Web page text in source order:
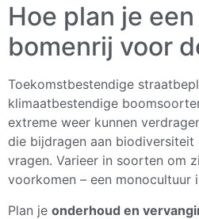
Hoe plan je
bomenrij voor
Toekomstbestendige
klimaatbestendige
extreme weer kunnen
die bijdragen aan biodiversiteit
vragen. Varieer in soorten om
voorkomen – een monocultuur
Plan je onderhoud en